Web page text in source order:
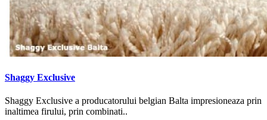
Shaggy Exclusive
Shaggy Exclusive a producatorului belgian Balta impresioneaza prin
inaltimea firului, prin combinati..